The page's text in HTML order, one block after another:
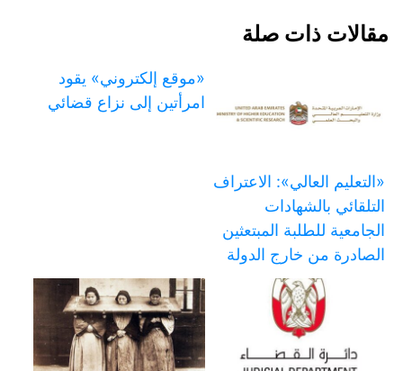
مقالات ذات صلة
«التعليم العالي»: الاعتراف
التلقائي بالشهادات
الجامعية للطلبة المبتعثين
الصادرة من خارج الدولة
«موقع إلكتروني» يقود
امرأتين إلى نزاع قضائي